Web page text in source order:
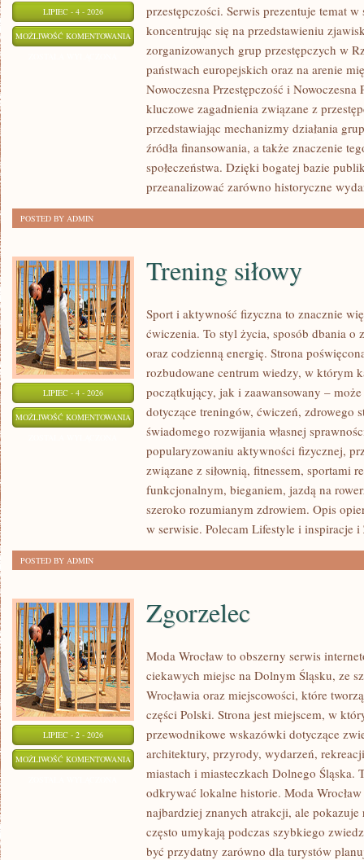
LIPIEC - 4 - 2026
MOŻLIWOŚĆ KOMENTOWANIA PYTANIA
CZYTELNIKÓW
przestępczości. Serwis prezentuje temat
koncentrując się na przedstawieniu
zorganizowanych grup przestępczych w
państwach europejskich oraz na arenie
Nowoczesna Przestępczość i Nowoczesna
kluczowe zagadnienia związane z
przedstawiając mechanizmy działania
źródła finansowania, a także znaczenie
społeczeństwa. Dzięki bogatej bazie
przeanalizować zarówno historyczne
POSTED BY ADMIN
LIPIEC - 4 - 2026
MOŻLIWOŚĆ KOMENTOWANIA TRENING
SIŁOWY
Trening siłowy
Sport i aktywność fizyczna to znacznie
ćwiczenia. To styl życia, sposób dbania o
oraz codzienną energię. Strona
rozbudowane centrum wiedzy, w którym
początkujący, jak i zaawansowany –
dotyczące treningów, ćwiczeń, zdrowego
świadomego rozwijania własnej
popularyzowaniu aktywności fizycznej,
związane z siłownią, fitnessem, sportami
funkcjonalnym, bieganiem, jazdą na
szeroko rozumianym zdrowiem. Opis
w serwisie. Polecam Lifestyle i inspiracje i
POSTED BY ADMIN
LIPIEC - 2 - 2026
MOŻLIWOŚĆ KOMENTOWANIA ZGORZELEC
Zgorzelec
Moda Wrocław to obszerny serwis
ciekawych miejsc na Dolnym Śląsku, ze
Wrocławia oraz miejscowości, które
części Polski. Strona jest miejscem, w
przewodnikowe wskazówki dotyczące
architektury, przyrody, wydarzeń,
miastach i miasteczkach Dolnego Śląska.
odkrywać lokalne historie. Moda
najbardziej znanych atrakcji, ale
często umykają podczas szybkiego
być przydatny zarówno dla turystów